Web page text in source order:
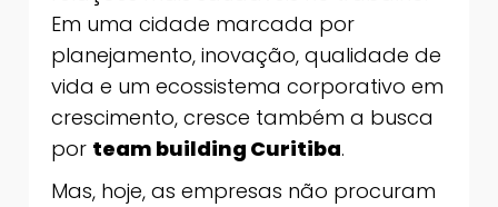
Em uma cidade marcada por
planejamento, inovação, qualidade de
vida e um ecossistema corporativo em
crescimento, cresce também a busca
por team building Curitiba.
Mas, hoje, as empresas não procuram